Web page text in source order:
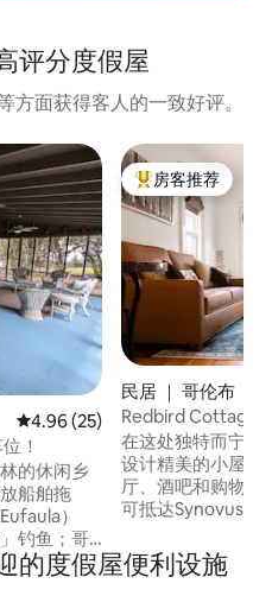
评分度假屋
面获得客人的一致好评。
平均评分 4.96 分（满分 5 分）
4.96 (25)
！
的休闲乡
船舶拖
）
钓鱼；哥
滨步道；
维登斯峡
热门「房客推荐」
房客推荐
民居 ｜ 哥伦布
Redbird Cottage -
在这处独特而宁静
设计精美的小屋，
厅、酒吧和购物中
可抵达Synovus公
验。房源提供周
一切设施。查特胡
的度假屋便利设施